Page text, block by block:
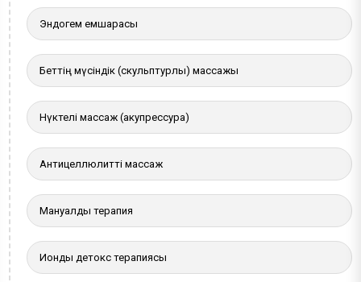
Эндогем емшарасы
Беттің мүсіндік (скульптурлы) массажы
Нүктелі массаж (акупрессура)
Антицеллюлитті массаж
Мануалды терапия
Иондық детокс терапиясы